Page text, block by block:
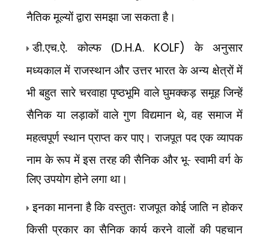
नैतिक मूल्यों द्वारा समझा जा सकता है।
डी.एच.ऐ. कोल्फ (D.H.A. KOLF)के अनुसार
मध्यकाल में राजस्थान और उत्तर भारत के अन्य क्षेत्रों में
भी बहुत सारे चरवाहा पृष्ठभूमि वाले घुमक्कड़ समूह जिन्हें
सैनिक या लड़ाकों वाले गुण विद्यमान थे,वह समाज में
महत्वपूर्ण स्थान प्राप्त कर पाए। राजपूत पद एक व्यापक
नाम के रूप में इस तरह की सैनिक और भू-स्वामी वर्ग के
लिए उपयोग होने लगा था।
इनका मानना है कि वस्तुतः राजपूत कोई जाति न होकर
किसी प्रकार का सैनिक कार्य करने वालों की पहचान